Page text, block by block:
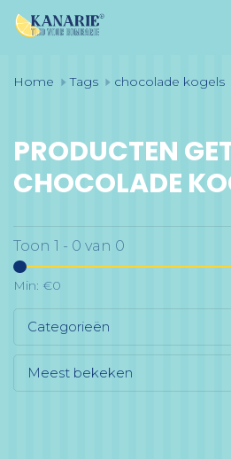
Home Tags chocolade kogels
PRODUCTEN
CHOCOLADE
Toon 1 - 0 van 0
Min: €0
Categorieën
Meest bekeken